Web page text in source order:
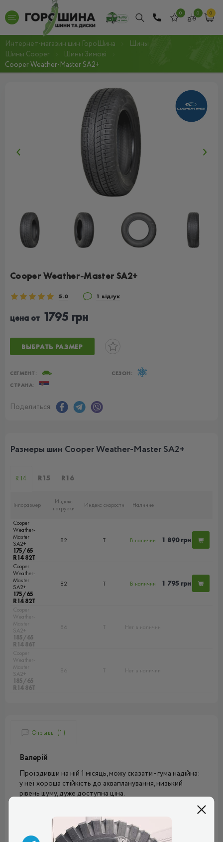
0 0 0
Интернет-магазин шин ГороШина
Шины
Шины Cooper
Шины Зимові
Cooper Weather-Master SA2+
Cooper Weather-Master SA2+
5.0 1 відгук
цена от 1795 грн
ВЫБРАТЬ РАЗМЕР
СЕГМЕНТ:
СЕЗОН:
СТРАНА:
Поделиться:
Размеры шин Cooper Weather-Master SA2+
R14 R15 R16
Типоразмер
Индекс
нагрузки
Индекс скорости Наличие
Cooper
Weather-
Master
SA2+
175/65
R14 82T
82 T В наличии 1 890 грн
Cooper
Weather-
Master
SA2+
175/65
R14 82T
82 T В наличии 1 795 грн
Cooper
Weather-
Master
SA2+
185/65
R14 86T
86 T Нет в наличии
Cooper
Weather-
Master
SA2+
185/65
R14 86T
86 T Нет в наличии
Отзывы (1)
Валерій
Проїздивши на ній 1 місяць, можу сказати - гума надійна:
у неї хороша стійкість до аквапланування, низький
рівень шуму, дуже доступна ціна.
​​Низький шум, стійкість до аквапланування, ціна
15.10.2024, 13:22